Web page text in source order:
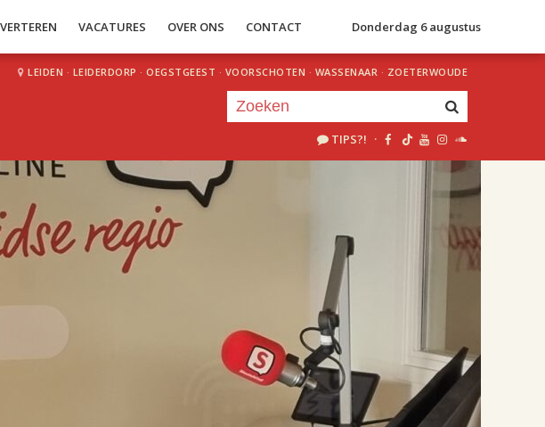
VACATURES OVER ONS CONTACT Donderdag 6 augustus
LEIDEN · LEIDERDORP · OEGSTGEEST · VOORSCHOTEN · WASSENAAR · ZOETERWOUDE
TIPS?! ·
uur 1 van 2
Volgend uur